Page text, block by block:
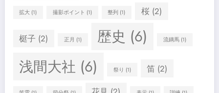
拡大 (1) 撮影ポイント (1) 整列 (1) 桜(2)
梃子 (2) 正月 (1) 歴史 (6) 流鏑馬(1)
浅間大社 (6) 祭り (1) 笛 (2)